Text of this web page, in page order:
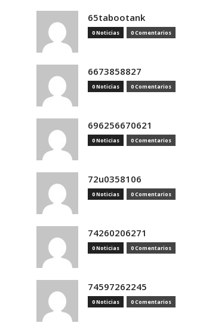
65tabootank
0 Noticias 0 Comentarios
6673858827
0 Noticias 0 Comentarios
696256670621
0 Noticias 0 Comentarios
72u0358106
0 Noticias 0 Comentarios
74260206271
0 Noticias 0 Comentarios
74597262245
0 Noticias 0 Comentarios